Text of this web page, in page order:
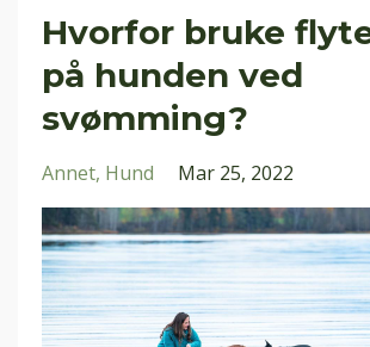
Hvorfor bruke
på hunden ved
svømming?
Annet Hund Mar 25, 2022